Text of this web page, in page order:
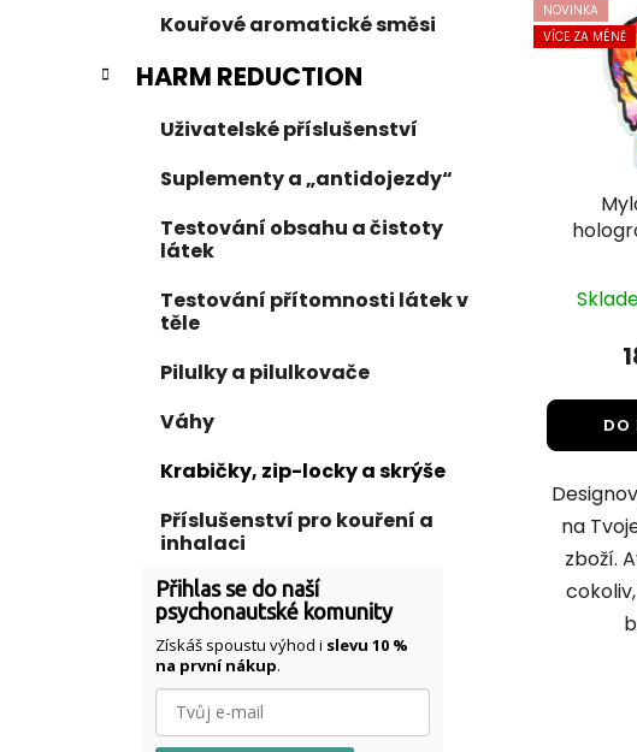
Kouřové aromatické směsi
HARM REDUCTION
Uživatelské příslušenství
Suplementy a „antidojezdy“
Testování obsahu a čistoty
látek
Testování přítomnosti látek v
těle
Pilulky a pilulkovače
Váhy
Krabičky, zip-locky a skrýše
Příslušenství pro kouření a
inhalaci
Přihlas se do naší
psychonautské komunity
Získáš spoustu výhod i slevu 10 %
na první nákup.
NOVINKA
VÍCE ZA MÉNĚ
DO
na
zboží.